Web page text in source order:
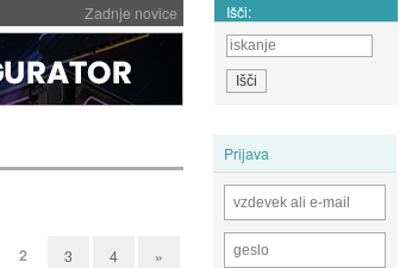
Zadnje novice Išči:
Prijava
2 3 4 »